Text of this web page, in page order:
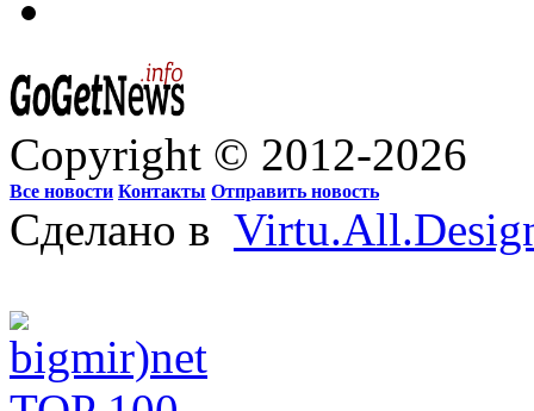
Copyright © 2012-2026
Все новости Контакты Отправить новость
Сделано в